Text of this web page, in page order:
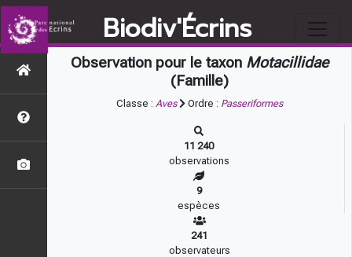
Biodiv'Écrins
Observation pour le taxon Motacillidae
(Famille)
Classe : Aves Ordre : Passeriformes
11 240
observations
9
espèces
241
observateurs